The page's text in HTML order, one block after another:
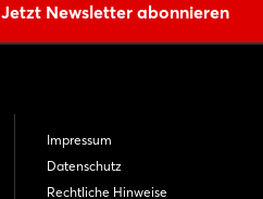
Jetzt Newsletter abonnieren
Impressum
Datenschutz
Rechtliche Hinweise